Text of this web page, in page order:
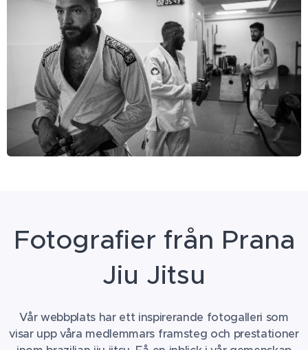
Fotografier från Prana
Jiu Jitsu
Vår webbplats har ett inspirerande fotogalleri som
visar upp våra medlemmars framsteg och prestationer